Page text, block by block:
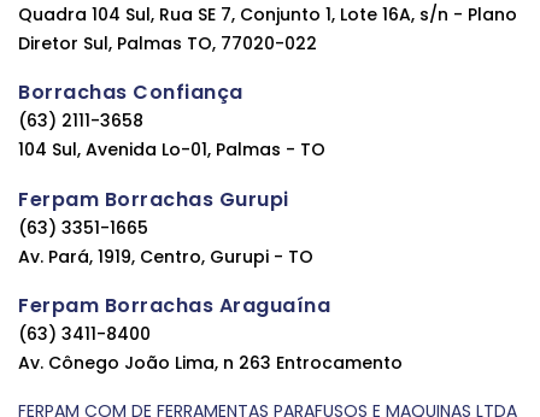
Quadra 104 Sul, Rua SE 7, Conjunto 1, Lote 16A, s/n - Plano
Diretor Sul, Palmas TO, 77020-022
Borrachas Confiança
(63) 2111-3658
104 Sul, Avenida Lo-01, Palmas - TO
Ferpam Borrachas Gurupi
(63) 3351-1665
Av. Pará, 1919, Centro, Gurupi - TO
Ferpam Borrachas Araguaína
(63) 3411-8400
Av. Cônego João Lima, n 263 Entrocamento
FERPAM COM DE FERRAMENTAS PARAFUSOS E MAQUINAS LTDA